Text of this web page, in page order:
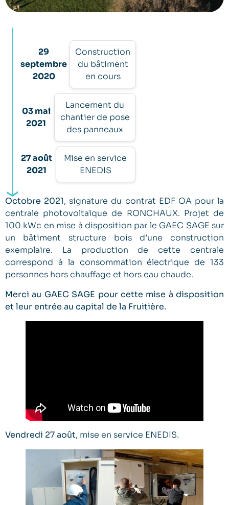
29
septembre
2020
Construction
du bâtiment
en cours
03 mai
2021
Lancement du
chantier de pose
des panneaux
27 août
2021
Mise en service
ENEDIS
Octobre 2021, signature du contrat EDF OA pour la
centrale photovoltaïque de RONCHAUX. Projet de
100 kWc en mise à disposition par le GAEC SAGE sur
un bâtiment structure bois d’une construction
exemplaire. La production de cette centrale
correspond à la consommation électrique de 133
personnes hors chauffage et hors eau chaude.
Merci au GAEC SAGE pour cette mise à disposition
et leur entrée au capital de la Fruitière.
Vendredi 27 août, mise en service ENEDIS.